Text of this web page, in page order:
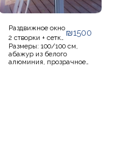
Раздвижное окно
2 створки + сетка
модель 7000 для
самостоятельной
сборки
₪1500
Размеры: 100/100 см,
абажур из белого
алюминия, прозрачное